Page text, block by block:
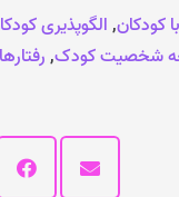
کودکان,الگوپذیری
شخصیت کودک,